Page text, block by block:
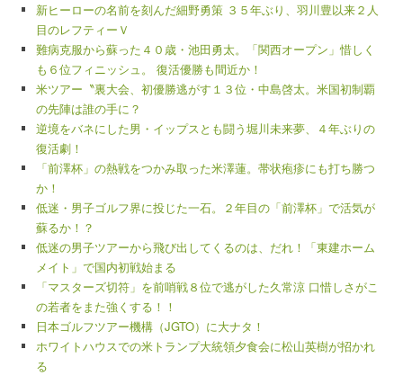
新ヒーローの名前を刻んだ細野勇策 ３５年ぶり、羽川豊以来２人
目のレフティーＶ
難病克服から蘇った４０歳・池田勇太。「関西オープン」惜しく
も６位フィニッシュ。 復活優勝も間近か！
米ツアー〝裏大会、初優勝逃がす１３位・中島啓太。米国初制覇
の先陣は誰の手に？
逆境をバネにした男・イップスとも闘う堀川未来夢、４年ぶりの
復活劇！
「前澤杯」の熱戦をつかみ取った米澤蓮。帯状疱疹にも打ち勝つ
か！
低迷・男子ゴルフ界に投じた一石。２年目の「前澤杯」で活気が
蘇るか！？
低迷の男子ツアーから飛び出してくるのは、だれ！「東建ホーム
メイト」で国内初戦始まる
「マスターズ切符」を前哨戦８位で逃がした久常涼 口惜しさがこ
の若者をまた強くする！！
日本ゴルフツアー機構（JGTO）に大ナタ！
ホワイトハウスでの米トランプ大統領夕食会に松山英樹が招かれ
る